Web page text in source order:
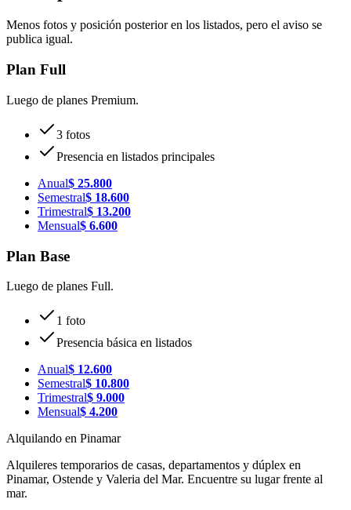
Menos fotos y posición posterior en los listados, pero el aviso se
publica igual.
Plan Full
Luego de planes Premium.
3 fotos
Presencia en listados principales
Anual$ 25.800
Semestral$ 18.600
Trimestral$ 13.200
Mensual$ 6.600
Plan Base
Luego de planes Full.
1 foto
Presencia básica en listados
Anual$ 12.600
Semestral$ 10.800
Trimestral$ 9.000
Mensual$ 4.200
Alquilando en Pinamar
Alquileres temporarios de casas, departamentos y dúplex en
Pinamar, Ostende y Valeria del Mar. Encuentre su lugar frente al
mar.